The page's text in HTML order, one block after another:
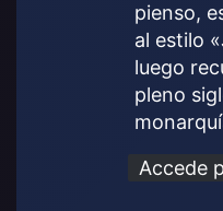
pienso,
al estilo
luego
pleno
Accede